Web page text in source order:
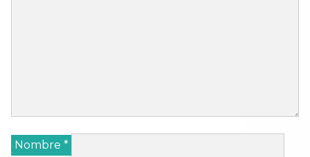
Nombre *